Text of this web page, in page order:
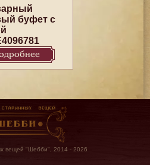
буфет с
вещей "Шебби", 2014 - 2026